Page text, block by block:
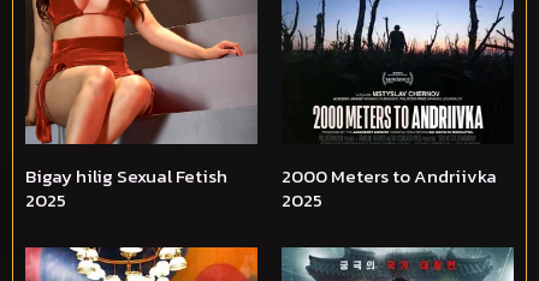
Bigay hilig Sexual Fetish
2025
2000 Meters to Andriivka
2025